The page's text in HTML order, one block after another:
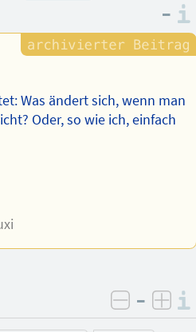
–
Was ändert sich, wenn man
Oder, so wie ich, einfach
negativ
–